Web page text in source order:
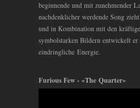
beginnende und mit zunehmender
nachdenklicher werdende Song
und in Kombination mit den
symbolstarken Bildern entwickelt er
eindringliche Energie.
Furious Few - «The Quarter»